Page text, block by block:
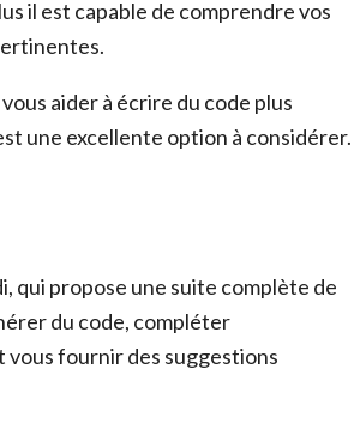
il est capable de comprendre vos
aider à écrire du code plus
une excellente option à considérer.
qui propose une suite complète de
du code, compléter
fournir des suggestions